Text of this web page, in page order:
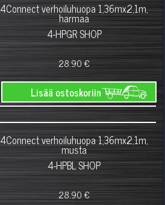
4Connect verhoiluhuopa 1,36mx2,1m,
harmaa
4-HPGR SHOP
28.90 €
Lisää ostoskoriin
4Connect verhoiluhuopa 1,36mx2,1m,
musta
4-HPBL SHOP
28.90 €